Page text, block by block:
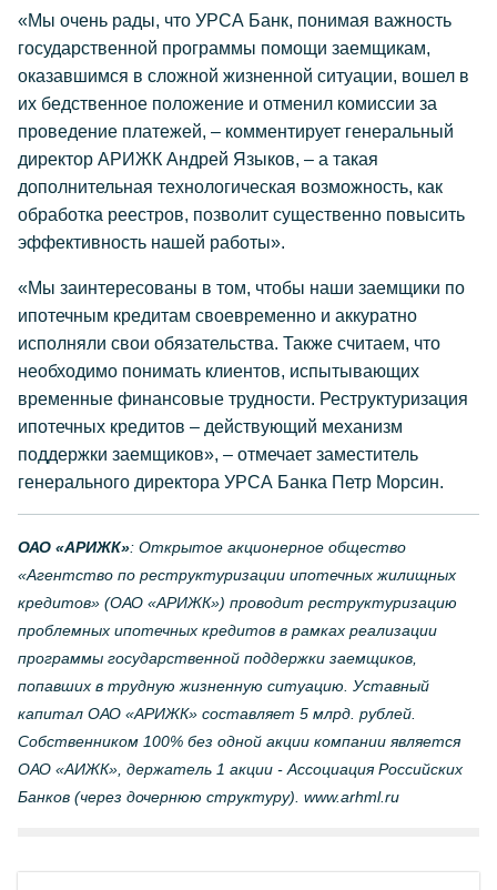
«Мы очень рады, что УРСА Банк, понимая важность
государственной программы помощи заемщикам,
оказавшимся в сложной жизненной ситуации, вошел в
их бедственное положение и отменил комиссии за
проведение платежей, – комментирует генеральный
директор АРИЖК Андрей Языков, – а такая
дополнительная технологическая возможность, как
обработка реестров, позволит существенно повысить
эффективность нашей работы».
«Мы заинтересованы в том, чтобы наши заемщики по
ипотечным кредитам своевременно и аккуратно
исполняли свои обязательства. Также считаем, что
необходимо понимать клиентов, испытывающих
временные финансовые трудности. Реструктуризация
ипотечных кредитов – действующий механизм
поддержки заемщиков», – отмечает заместитель
генерального директора УРСА Банка Петр Морсин.
ОАО «АРИЖК»: Открытое акционерное общество
«Агентство по реструктуризации ипотечных жилищных
кредитов» (ОАО «АРИЖК») проводит реструктуризацию
проблемных ипотечных кредитов в рамках реализации
программы государственной поддержки заемщиков,
попавших в трудную жизненную ситуацию. Уставный
капитал ОАО «АРИЖК» составляет 5 млрд. рублей.
Собственником 100% без одной акции компании является
ОАО «АИЖК», держатель 1 акции - Ассоциация Российских
Банков (через дочернюю структуру). www.arhml.ru